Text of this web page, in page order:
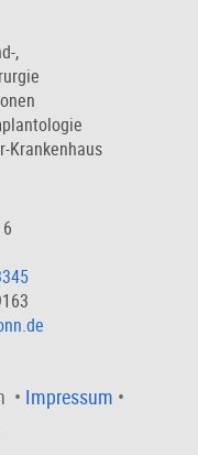
,
Krankenhaus
• Impressum •